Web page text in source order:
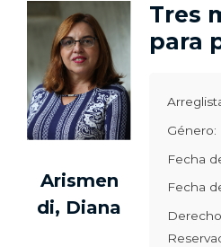
Arismen
di, Diana
Tres
para
Género:
Fecha
Fecha